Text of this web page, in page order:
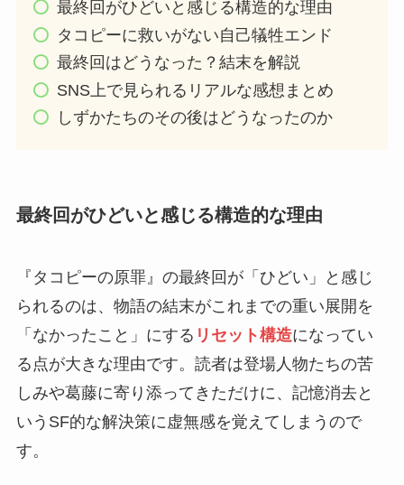
最終回がひどいと感じる構造的な理由
タコピーに救いがない自己犠牲エンド
最終回はどうなった？結末を解説
SNS上で見られるリアルな感想まとめ
しずかたちのその後はどうなったのか
最終回がひどいと感じる構造的な理由
『タコピーの原罪』の最終回が「ひどい」と感じ
られるのは、物語の結末がこれまでの重い展開を
「なかったこと」にする リセット構造になってい
る点が大きな理由です。読者は登場人物たちの苦
しみや葛藤に寄り添ってきただけに、記憶消去と
いうSF的な解決策に虚無感を覚えてしまうので
す。